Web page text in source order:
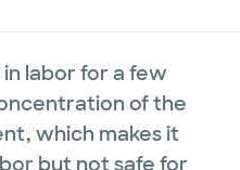
in labor for a few
of the
which makes it
but not safe for